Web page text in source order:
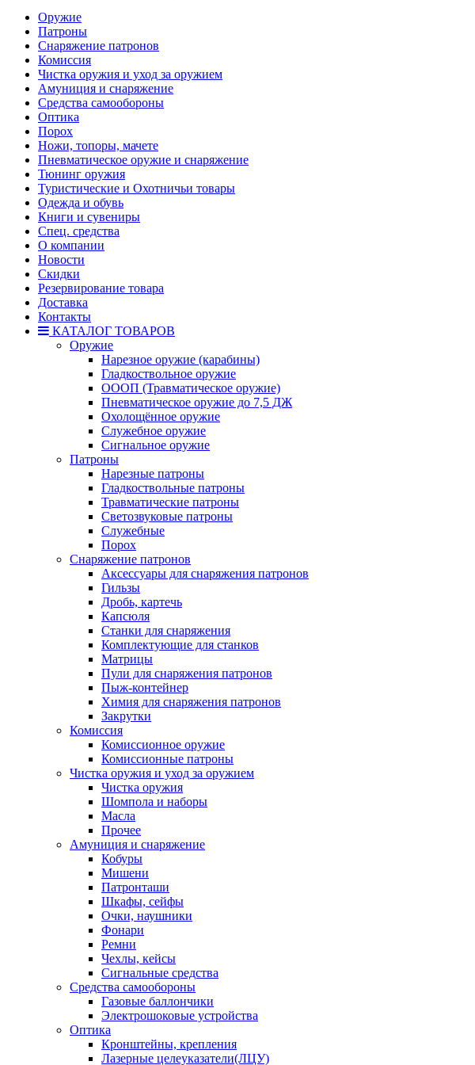
Оружие
Патроны
Снаряжение патронов
Комиссия
Чистка оружия и уход за оружием
Амуниция и снаряжение
Средства самообороны
Оптика
Порох
Ножи, топоры, мачете
Пневматическое оружие и снаряжение
Тюнинг оружия
Туристические и Охотничьи товары
Одежда и обувь
Книги и сувениры
Спец. средства
О компании
Новости
Скидки
Резервирование товара
Доставка
Контакты
КАТАЛОГ ТОВАРОВ
Оружие
Нарезное оружие (карабины)
Гладкоствольное оружие
ОООП (Травматическое оружие)
Пневматическое оружие до 7,5 ДЖ
Охолощённое оружие
Служебное оружие
Сигнальное оружие
Патроны
Нарезные патроны
Гладкоствольные патроны
Травматические патроны
Светозвуковые патроны
Служебные
Порох
Снаряжение патронов
Аксессуары для снаряжения патронов
Гильзы
Дробь, картечь
Капсюля
Станки для снаряжения
Комплектующие для станков
Матрицы
Пули для снаряжения патронов
Пыж-контейнер
Химия для снаряжения патронов
Закрутки
Комиссия
Комиссионное оружие
Комиссионные патроны
Чистка оружия и уход за оружием
Чистка оружия
Шомпола и наборы
Масла
Прочее
Амуниция и снаряжение
Кобуры
Мишени
Патронташи
Шкафы, сейфы
Очки, наушники
Фонари
Ремни
Чехлы, кейсы
Сигнальные средства
Средства самообороны
Газовые баллончики
Электрошоковые устройства
Оптика
Кронштейны, крепления
Лазерные целеуказатели(ЛЦУ)